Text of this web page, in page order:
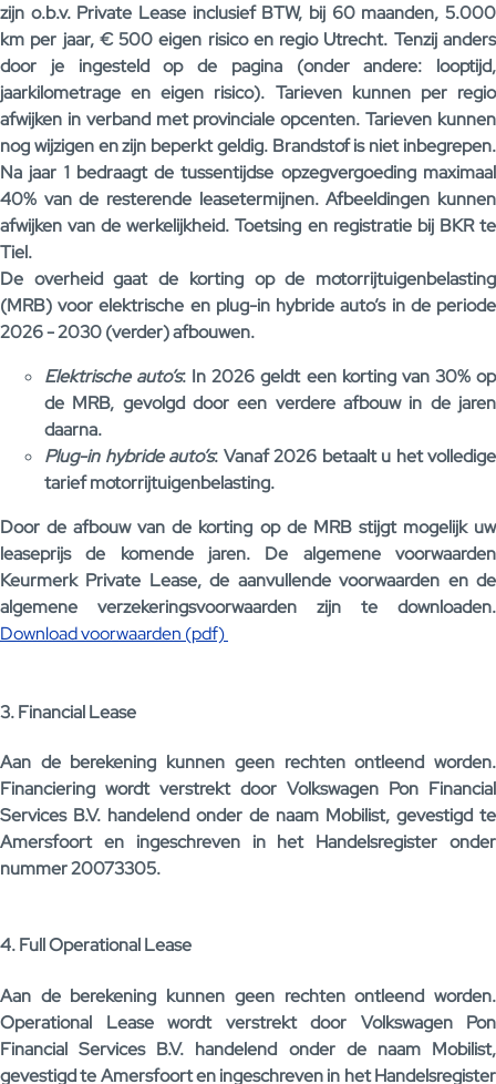
zijn o.b.v. Private Lease inclusief BTW, bij 60 maanden, 5.000
km per jaar, € 500 eigen risico en regio Utrecht. Tenzij anders
door je ingesteld op de pagina (onder andere: looptijd,
jaarkilometrage en eigen risico). Tarieven kunnen per regio
afwijken in verband met provinciale opcenten. Tarieven kunnen
nog wijzigen en zijn beperkt geldig. Brandstof is niet inbegrepen.
Na jaar 1 bedraagt de tussentijdse opzegvergoeding maximaal
40% van de resterende leasetermijnen. Afbeeldingen kunnen
afwijken van de werkelijkheid. Toetsing en registratie bij BKR te
Tiel.
De overheid gaat de korting op de motorrijtuigenbelasting
(MRB) voor elektrische en plug-in hybride auto’s in de periode
2026 - 2030 (verder) afbouwen.
Elektrische auto’s: In 2026 geldt een korting van 30% op
de MRB, gevolgd door een verdere afbouw in de jaren
daarna.
Plug-in hybride auto’s: Vanaf 2026 betaalt u het volledige
tarief motorrijtuigenbelasting.
Door de afbouw van de korting op de MRB stijgt mogelijk uw
leaseprijs de komende jaren. De algemene voorwaarden
Keurmerk Private Lease, de aanvullende voorwaarden en de
algemene verzekeringsvoorwaarden zijn te downloaden.
Download voorwaarden (pdf)
3. Financial Lease
Aan de berekening kunnen geen rechten ontleend worden.
Financiering wordt verstrekt door Volkswagen Pon Financial
Services B.V. handelend onder de naam Mobilist, gevestigd te
Amersfoort en ingeschreven in het Handelsregister onder
nummer 20073305.
4. Full Operational Lease
Aan de berekening kunnen geen rechten ontleend worden.
Operational Lease wordt verstrekt door Volkswagen Pon
Financial Services B.V. handelend onder de naam Mobilist,
gevestigd te Amersfoort en ingeschreven in het Handelsregister